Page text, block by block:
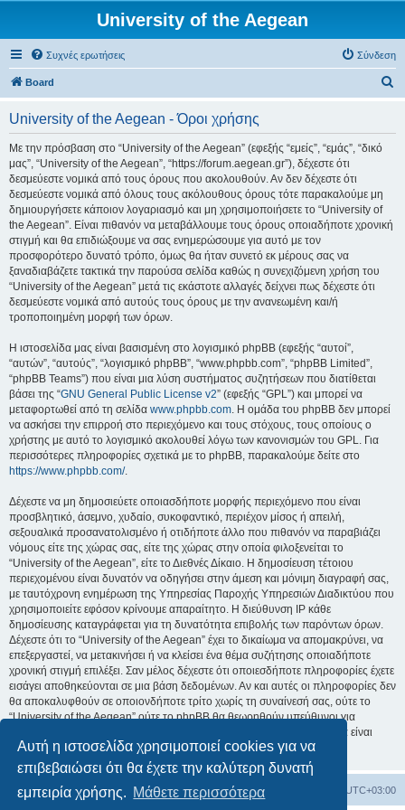
Αυτή η ιστοσελίδα χρησιμοποιεί cookies για να
επιβεβαιώσει ότι θα έχετε την καλύτερη δυνατή
εμπειρία χρήσης. Μάθετε περισσότερα
University of the Aegean
Συχνές ερωτήσεις Σύνδεση
Board
University of the Aegean - Όροι χρήσης
Με την πρόσβαση στο “University of the Aegean” (εφεξής “εμείς”, “εμάς”, “δικό
μας”, “University of the Aegean”, “https://forum.aegean.gr”), δέχεστε ότι
δεσμεύεστε νομικά από τους όρους που ακολουθούν. Αν δεν δέχεστε ότι
δεσμεύεστε νομικά από όλους τους ακόλουθους όρους τότε παρακαλούμε μη
δημιουργήσετε κάποιον λογαριασμό και μη χρησιμοποιήσετε το “University of
the Aegean”. Είναι πιθανόν να μεταβάλλουμε τους όρους οποιαδήποτε χρονική
στιγμή και θα επιδιώξουμε να σας ενημερώσουμε για αυτό με τον
προσφορότερο δυνατό τρόπο, όμως θα ήταν συνετό εκ μέρους σας να
ξαναδιαβάζετε τακτικά την παρούσα σελίδα καθώς η συνεχιζόμενη χρήση του
“University of the Aegean” μετά τις εκάστοτε αλλαγές δείχνει πως δέχεστε ότι
δεσμεύεστε νομικά από αυτούς τους όρους με την ανανεωμένη και/ή
τροποποιημένη μορφή των όρων.
Η ιστοσελίδα μας είναι βασισμένη στο λογισμικό phpBB (εφεξής “αυτοί”,
“αυτών”, “αυτούς”, “λογισμικό phpBB”, “www.phpbb.com”, “phpBB Limited”,
“phpBB Teams”) που είναι μια λύση συστήματος συζητήσεων που διατίθεται
βάσει της “GNU General Public License v2” (εφεξής “GPL”) και μπορεί να
μεταφορτωθεί από τη σελίδα www.phpbb.com. Η ομάδα του phpBB δεν μπορεί
να ασκήσει την επιρροή στο περιεχόμενο και τους στόχους, τους οποίους ο
χρήστης με αυτό το λογισμικό ακολουθεί λόγω των κανονισμών του GPL. Για
περισσότερες πληροφορίες σχετικά με το phpBB, παρακαλούμε δείτε στο
https://www.phpbb.com/.
Δέχεστε να μη δημοσιεύετε οποιασδήποτε μορφής περιεχόμενο που είναι
προσβλητικό, άσεμνο, χυδαίο, συκοφαντικό, περιέχον μίσος ή απειλή,
σεξουαλικά προσανατολισμένο ή οτιδήποτε άλλο που πιθανόν να παραβιάζει
νόμους είτε της χώρας σας, είτε της χώρας στην οποία φιλοξενείται το
“University of the Aegean”, είτε το Διεθνές Δίκαιο. Η δημοσίευση τέτοιου
περιεχομένου είναι δυνατόν να οδηγήσει στην άμεση και μόνιμη διαγραφή σας,
με ταυτόχρονη ενημέρωση της Υπηρεσίας Παροχής Υπηρεσιών Διαδικτύου που
χρησιμοποιείτε εφόσον κρίνουμε απαραίτητο. Η διεύθυνση IP κάθε
δημοσίευσης καταγράφεται για τη δυνατότητα επιβολής των παρόντων όρων.
Δέχεστε ότι το “University of the Aegean” έχει το δικαίωμα να απομακρύνει, να
επεξεργαστεί, να μετακινήσει ή να κλείσει ένα θέμα συζήτησης οποιαδήποτε
χρονική στιγμή επιλέξει. Σαν μέλος δέχεστε ότι οποιεσδήποτε πληροφορίες έχετε
εισάγει αποθηκεύονται σε μια βάση δεδομένων. Αν και αυτές οι πληροφορίες δεν
θα αποκαλυφθούν σε οποιονδήποτε τρίτο χωρίς τη συναίνεσή σας, ούτε το
“University of the Aegean” ούτε το phpBB θα θεωρηθούν υπεύθυνοι για
οποιαδήποτε απόπειρα ηλεκτρονικής εισβολής ή παραβίασης η οποία είναι
δυνατόν να οδηγήσει σε απώλεια αυτών των δεδομένων.
Board Όλοι οι χρόνοι είναι UTC+03:00
Διαγραφή cookies